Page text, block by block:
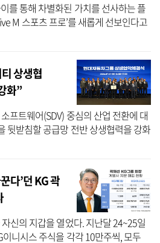
를 통해 차별화된 가치를 선사하는 플
M 스포츠 프로’를 새롭게 선보인다고
M 스포츠 프로는 보다 스포티하고 고
상생협
화”
프트웨어(SDV) 중심의 산업 전환에 대
뒷받침할 공급망 전반 상생협력을 강화
성남시 판교 더블트리 호텔에서 ‘현대
다’던 KG 곽
신의 지갑을 열었다. 지난달 24~25일
니시스 주식을 각각 10만주씩, 모두